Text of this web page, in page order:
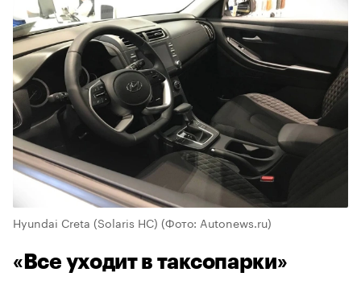
Hyundai Creta (Solaris HC) (Фото: Autonews.ru)
«Все уходит в таксопарки»